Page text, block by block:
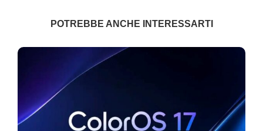
POTREBBE ANCHE INTERESSARTI